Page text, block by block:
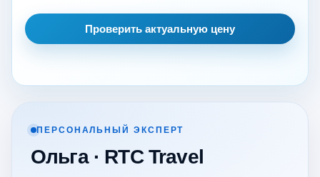
Проверить актуальную цену
ПЕРСОНАЛЬНЫЙ ЭКСПЕРТ
Ольга · RTC Travel